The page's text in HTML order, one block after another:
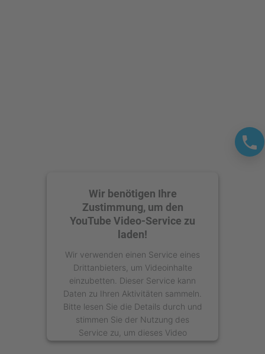
Wir benötigen Ihre
Zustimmung, um den
YouTube Video-Service zu
laden!
Wir verwenden einen Service eines
Drittanbieters, um Videoinhalte
einzubetten. Dieser Service kann
Daten zu Ihren Aktivitäten sammeln.
Bitte lesen Sie die Details durch und
stimmen Sie der Nutzung des
Service zu, um dieses Video
anzusehen.